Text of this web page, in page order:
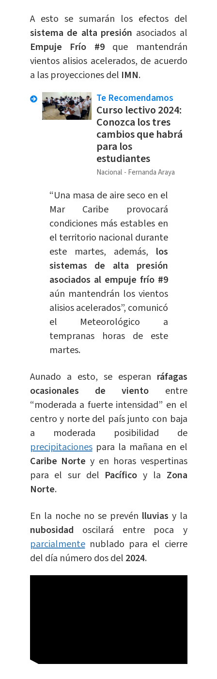
A esto se sumarán los efectos del
sistema de alta presión asociados al
Empuje Frío #9que mantendrán
vientos alisios acelerados, de acuerdo
a las proyecciones del IMN.
Te Recomendamos
Curso lectivo 2024:
Conozca los tres
cambios que habrá
para los
estudiantes
Nacional Fernanda Araya
“Una masa de aire seco en el
Mar Caribe provocará
condiciones más estables en
el territorio nacional durante
este martes, además, los
sistemas de alta presión
asociados al empuje frío #9
aún mantendrán los vientos
alisios acelerados”, comunicó
el Meteorológico a
tempranas horas de este
martes.
Aunado a esto, se esperan ráfagas
ocasionales de viento entre
“moderada a fuerte intensidad” en el
centro y norte del país junto con baja
a moderada posibilidad de
precipitacionespara la mañana en el
Caribe Nortey en horas vespertinas
para el sur del Pacíficoy la Zona
Norte.
En la noche no se prevén lluvias y la
nubosidad oscilará entre poca y
parcialmentenublado para el cierre
del día número dos del 2024.